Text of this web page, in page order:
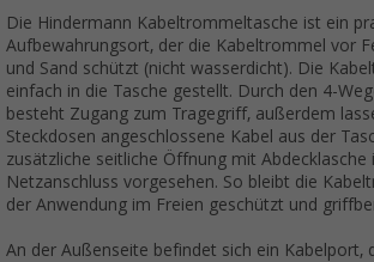
Die Hindermann Kabeltrommeltasche ist ein
Aufbewahrungsort, der die Kabeltrommel vor
und Sand schützt (nicht wasserdicht). Die
einfach in die Tasche gestellt. Durch den 4-
besteht Zugang zum Tragegriff, außerdem
Steckdosen angeschlossene Kabel aus der
zusätzliche seitliche Öffnung mit Abdecklasche
Netzanschluss vorgesehen. So bleibt die
der Anwendung im Freien geschützt und
An der Außenseite befindet sich ein Kabelport,